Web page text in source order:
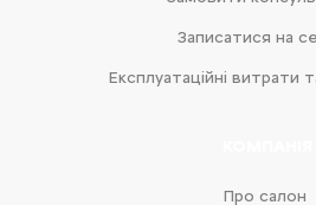
Записатися на
Експлуатаційні витрати
Про салон